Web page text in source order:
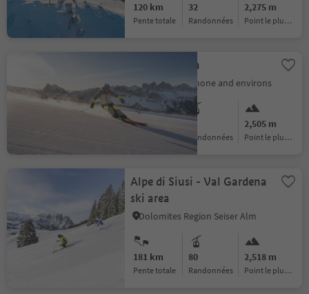
120 km
pente totale
32
randonnées
2,275 m
Point le plus haut :
Plose ski area
Brixen/Bressanone and environs
44 km
pente totale
7
randonnées
2,505 m
Point le plus haut :
Alpe di Siusi - Val Gardena
ski area
Dolomites Region Seiser Alm
181 km
pente totale
80
randonnées
2,518 m
Point le plus haut :